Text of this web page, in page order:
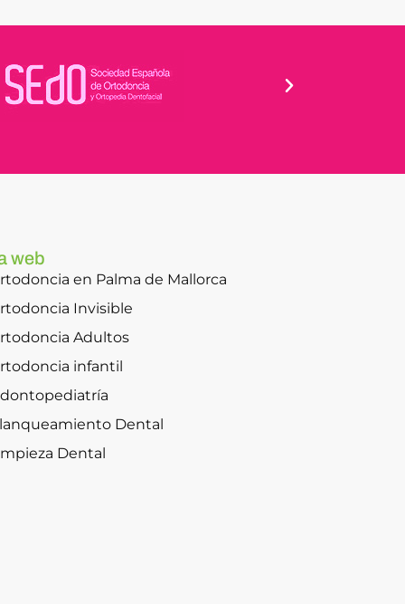
web
en Palma de Mallorca
Invisible
Adultos
infantil
Dental
Dental